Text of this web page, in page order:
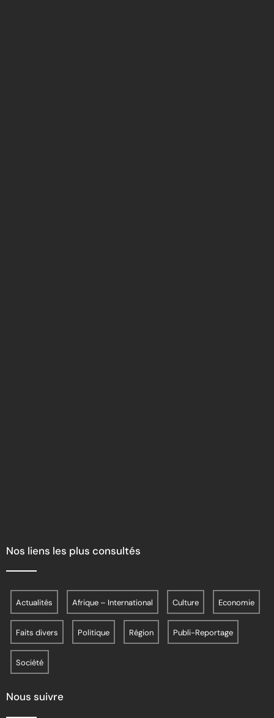
Nos liens les plus consultés
Actualités Afrique – International Culture Economie
Faits divers Politique Région Publi-Reportage
Société
Nous suivre